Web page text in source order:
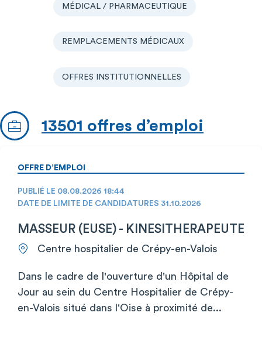
MÉDICAL / PHARMACEUTIQUE
REMPLACEMENTS MÉDICAUX
OFFRES INSTITUTIONNELLES
13501 offres d’emploi
OFFRE D’EMPLOI
PUBLIÉ LE 08.08.2026 18:44
DATE DE LIMITE DE CANDIDATURES 31.10.2026
MASSEUR (EUSE) - KINESITHERAPEUTE
Centre hospitalier de Crépy-en-Valois
Dans le cadre de l'ouverture d'un Hôpital de
Jour au sein du Centre Hospitalier de Crépy-
en-Valois situé dans l'Oise à proximité de...